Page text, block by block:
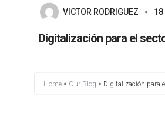
SERVICIOS
BLOG
VICTOR RODRIGUEZ 18
Digitalización para el
Home Our Blog Digitalización para